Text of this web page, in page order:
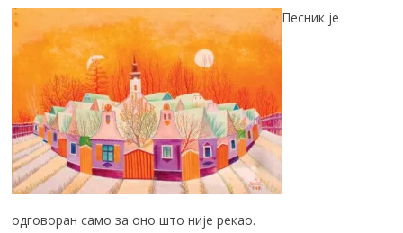
Песник је
одговоран само за оно што није рекао.